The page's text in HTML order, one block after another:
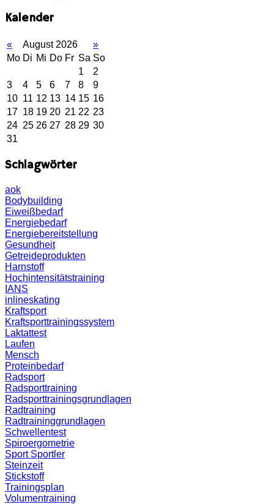
Kalender
« August 2026
»
Mo Di Mi Do Fr Sa So
1
2
3
4 5 6 7 8
9
10 11 12 13 14 15 16
17 18 19 20 21 22 23
24 25 26 27 28 29 30
31
Schlagwörter
aok
Bodybuilding
Eiweißbedarf
Energiebedarf
Energiebereitstellung
Gesundheit
Getreideprodukten
Harnstoff
Hochintensitätstraining
IANS
inlineskating
Kraftsport
Kraftsporttrainingssystem
Laktattest
Laufen
Mensch
Proteinbedarf
Radsport
Radsporttraining
Radsporttrainingsgrundlagen
Radtraining
Radtraininggrundlagen
Schwellentest
Spiroergometrie
Sport Sportler
Steinzeit
Stickstoff
Trainingsplan
Volumentraining